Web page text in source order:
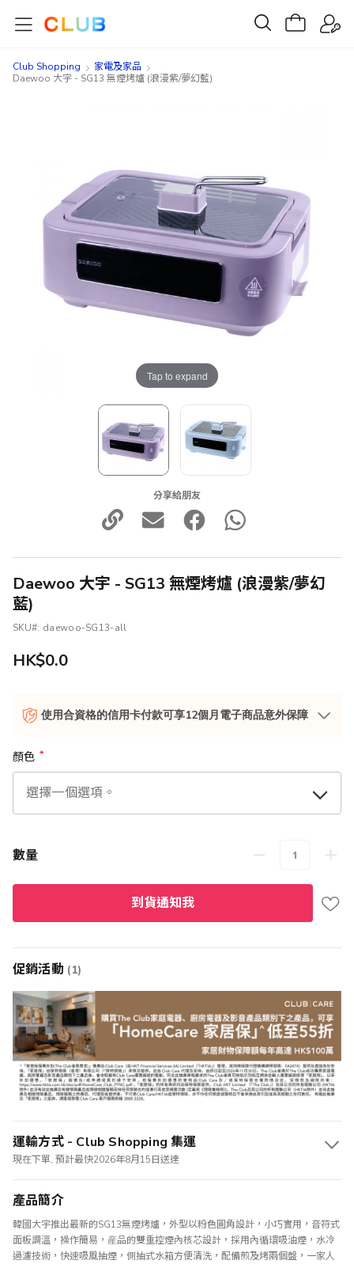
Club Shopping
家電及家品
Daewoo 大宇 - SG13 無煙烤爐 (浪漫紫/夢幻藍)
gallery
gallery
Tap to expand
分享給朋友
Daewoo 大宇 - SG13 無煙烤爐 (浪漫紫/夢幻
藍)
SKU daewoo-SG13-all
HK$0.0
使用合資格的信用卡付款可享12個月電子商品意外保障
顏色
數量
到貨通知我
促銷活動 (1)
運輸方式 - Club Shopping 集運
現在下單, 預計最快2026年8月15日送達
產品簡介
韓國大宇推出最新的SG13無煙烤爐，外型以粉色圓角設計，小巧實用，音符式
面板調溫，操作簡易，産品的雙重控煙內核芯設計，採用內循環吸油煙，水冷
過濾技術，快速吸風抽煙，側抽式水箱方便清洗，配備煎及烤兩個盤，一家人